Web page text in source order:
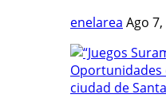
enelarea Ago